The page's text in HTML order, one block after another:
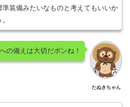
準装備みたいなものと考えてもいいか
たぬきちゃん
の備えは大切だポンね！